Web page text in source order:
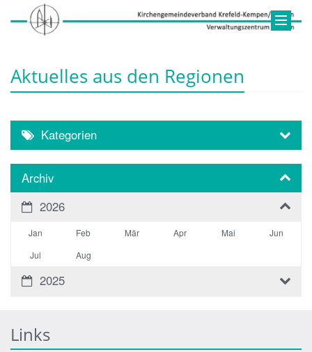
Aktuelles aus den Regionen
Kategorien
Archiv
2026
Jan Feb Mär Apr Mai
Jun
Jul
Aug
2025
Links